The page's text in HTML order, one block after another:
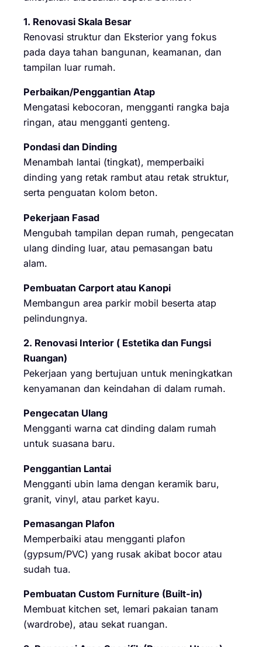
1. Renovasi Skala Besar
Renovasi struktur dan Eksterior yang fokus
pada daya tahan bangunan, keamanan, dan
tampilan luar rumah.
Perbaikan/Penggantian Atap
Mengatasi kebocoran, mengganti rangka baja
ringan, atau mengganti genteng.
Pondasi dan Dinding
Menambah lantai (tingkat), memperbaiki
dinding yang retak rambut atau retak struktur,
serta penguatan kolom beton.
Pekerjaan Fasad
Mengubah tampilan depan rumah, pengecatan
ulang dinding luar, atau pemasangan batu
alam.
Pembuatan Carport atau Kanopi
Membangun area parkir mobil beserta atap
pelindungnya.
2. Renovasi Interior ( Estetika dan Fungsi
Ruangan)
Pekerjaan yang bertujuan untuk meningkatkan
kenyamanan dan keindahan di dalam rumah.
Pengecatan Ulang
Mengganti warna cat dinding dalam rumah
untuk suasana baru.
Penggantian Lantai
Mengganti ubin lama dengan keramik baru,
granit, vinyl, atau parket kayu.
Pemasangan Plafon
Memperbaiki atau mengganti plafon
(gypsum/PVC) yang rusak akibat bocor atau
sudah tua.
Pembuatan Custom Furniture (Built-in)
Membuat kitchen set, lemari pakaian tanam
(wardrobe), atau sekat ruangan.